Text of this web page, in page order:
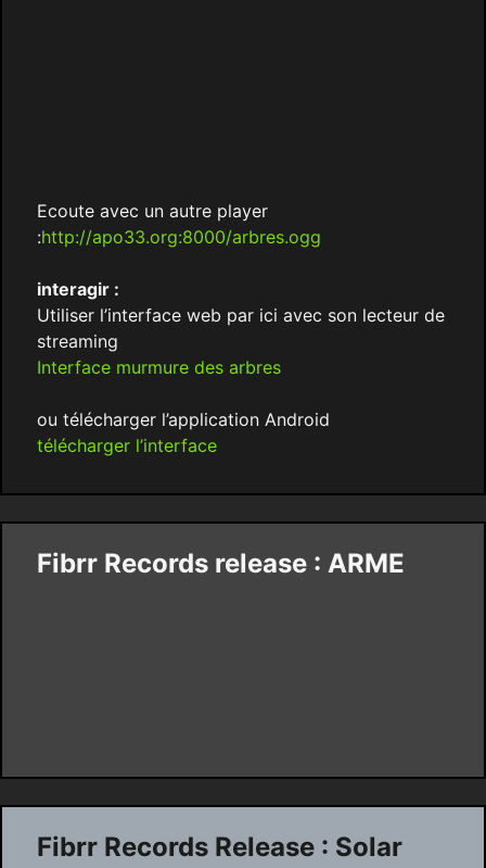
Ecoute avec un autre player
:http://apo33.org:8000/arbres.ogg
interagir :
Utiliser l’interface web par ici avec son lecteur de
streaming
Interface murmure des arbres
ou télécharger l’application Android
télécharger l’interface
Fibrr Records release : ARME
Fibrr Records Release : Solar